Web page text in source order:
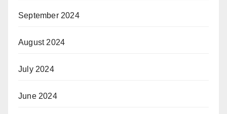
September 2024
August 2024
July 2024
June 2024